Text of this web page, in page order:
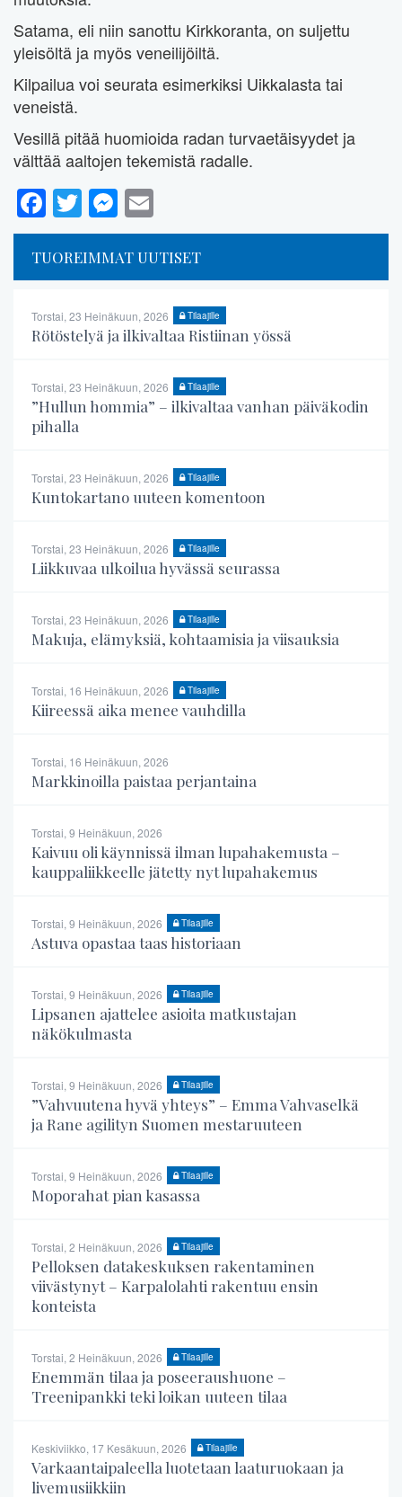
Satama, eli niin sanottu Kirkkoranta, on suljettu
yleisöltä ja myös veneilijöiltä.
Kilpailua voi seurata esimerkiksi Uikkalasta tai
veneistä.
Vesillä pitää huomioida radan turvaetäisyydet ja
välttää aaltojen tekemistä radalle.
Facebook
TwitterMessenger
TUOREIMMAT UUTISET
Torstai, 23 Heinäkuun, 2026 Tilaajille
Rötöstelyä ja ilkivaltaa Ristiinan yössä
Torstai, 23 Heinäkuun, 2026 Tilaajille
”Hullun hommia” – ilkivaltaa vanhan päiväkodin
pihalla
Torstai, 23 Heinäkuun, 2026 Tilaajille
Kuntokartano uuteen komentoon
Torstai, 23 Heinäkuun, 2026 Tilaajille
Liikkuvaa ulkoilua hyvässä seurassa
Torstai, 23 Heinäkuun, 2026 Tilaajille
Makuja, elämyksiä, kohtaamisia ja viisauksia
Torstai, 16 Heinäkuun, 2026 Tilaajille
Kiireessä aika menee vauhdilla
Torstai, 16 Heinäkuun, 2026
Markkinoilla paistaa perjantaina
Torstai, 9 Heinäkuun, 2026
Kaivuu oli käynnissä ilman lupahakemusta –
kauppaliikkeelle jätetty nyt lupahakemus
Torstai, 9 Heinäkuun, 2026 Tilaajille
Astuva opastaa taas historiaan
Torstai, 9 Heinäkuun, 2026 Tilaajille
Lipsanen ajattelee asioita matkustajan
näkökulmasta
Torstai, 9 Heinäkuun, 2026 Tilaajille
”Vahvuutena hyvä yhteys” – Emma Vahvaselkä
ja Rane agilityn Suomen mestaruuteen
Torstai, 9 Heinäkuun, 2026 Tilaajille
Moporahat pian kasassa
Torstai, 2 Heinäkuun, 2026 Tilaajille
Pelloksen datakeskuksen rakentaminen
viivästynyt – Karpalolahti rakentuu ensin
konteista
Torstai, 2 Heinäkuun, 2026 Tilaajille
Enemmän tilaa ja poseeraushuone –
Treenipankki teki loikan uuteen tilaa
Keskiviikko, 17 Kesäkuun, 2026 Tilaajille
Varkaantaipaleella luotetaan laaturuokaan ja
livemusiikkiin